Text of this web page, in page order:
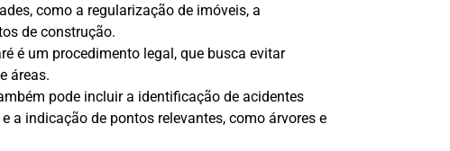
como a regularização de imóveis, a
de construção.
é um procedimento legal, que busca evitar
áreas.
pode incluir a identificação de acidentes
a indicação de pontos relevantes, como árvores e